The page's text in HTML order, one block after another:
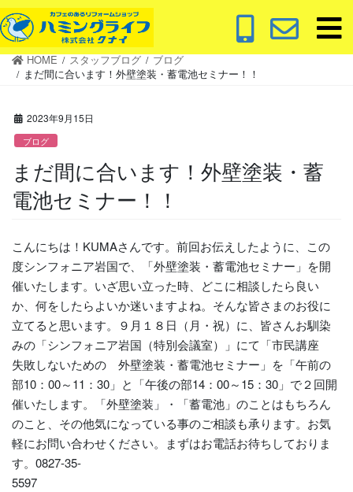
コ
ン
テ
ナ
ビ
ゲ
HOME スタッフブログ
ブログ
まだ間に合います！外壁塗装・蓄電池セミナー！！
2023年9月15日
ブログ
まだ間に合います！外壁塗装・蓄
電池セミナー！！
こんにちは！KUMAさんです。前回お伝えしたように、この
度シンフォニア岩国で、「外壁塗装・蓄電池セミナー」を開
催いたします。いざ思い立った時、どこに相談したら良い
か、何をしたらよいか迷いますよね。そんな皆さまのお役に
立てると思います。９月１８日（月・祝）に、皆さんお馴染
みの「シンフォニア岩国（特別会議室）」にて「市民講座
失敗しないための 外壁塗装・蓄電池セミナー」を「午前の
部10：00～11：30」と「午後の部14：00～15：30」で２回開
催いたします。「外壁塗装」・「蓄電池」のことはもちろん
のこと、その他気になっている事のご相談も承ります。お気
軽にお問い合わせください。まずはお電話お待ちしておりま
す。0827-35-
5597